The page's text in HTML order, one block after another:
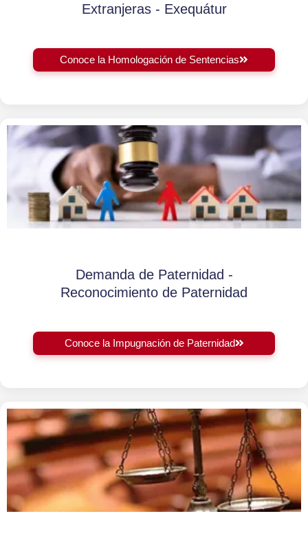
Extranjeras - Exequátur
Conoce la Homologación de Sentencias
Demanda de Paternidad -
Reconocimiento de Paternidad
Conoce la Impugnación de Paternidad